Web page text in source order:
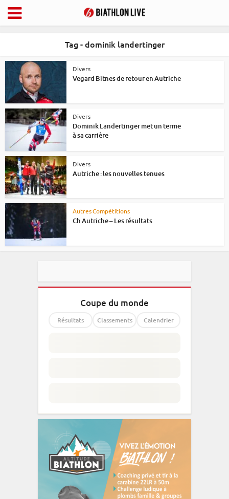
Tag - dominik landertinger
Divers
Vegard Bitnes de retour en Autriche
Divers
Dominik Landertinger met un terme
à sa carrière
Divers
Autriche : les nouvelles tenues
Autres Compétitions
Ch Autriche – Les résultats
Coupe du monde
Résultats Classements Calendrier